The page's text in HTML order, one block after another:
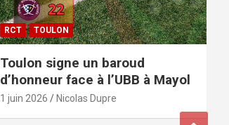
RCT TOULON
Toulon signe un baroud
d’honneur face à l’UBB à Mayol
1 juin 2026 Nicolas Dupre